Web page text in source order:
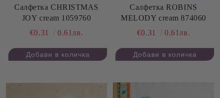
Салфетка CHRISTMAS
JOY cream 1059760
€0.31
0.61лв.
Салфетка ROBINS
MELODY cream 874060
€0.31
0.61лв.